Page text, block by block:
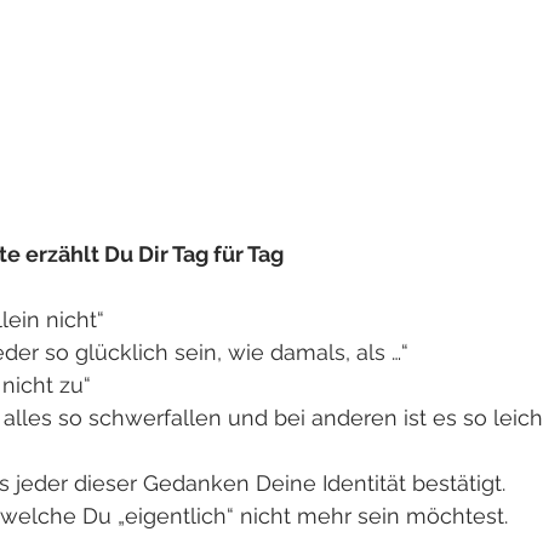
erzählt Du Dir Tag für Tag
nicht“
so glücklich sein, wie damals, als …“
zu“
so schwerfallen und bei anderen ist es so
jeder dieser Gedanken Deine Identität bestätigt.
Du „eigentlich“ nicht mehr sein möchtest.